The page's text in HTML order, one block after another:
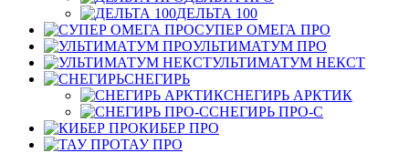
ДЕЛЬТА 100
СУПЕР ОМЕГА ПРО
УЛЬТИМАТУМ ПРО
УЛЬТИМАТУМ НЕКСТ
СНЕГИРЬ
СНЕГИРЬ АРКТИК
СНЕГИРЬ ПРО-С
КИБЕР ПРО
ТАУ ПРО